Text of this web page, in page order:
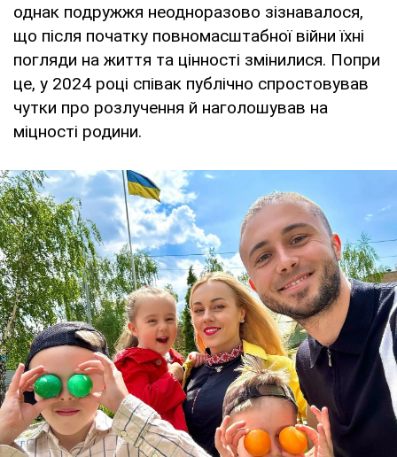
однак подружжя неодноразово зізнавалося,
що після початку повномасштабної війни їхні
погляди на життя та цінності змінилися. Попри
це, у 2024 році співак публічно спростовував
чутки про розлучення й наголошував на
міцності родини.